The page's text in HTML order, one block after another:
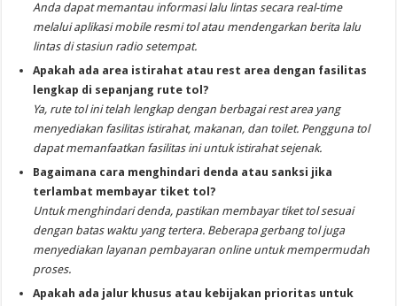
Anda dapat memantau informasi lalu lintas secara real-time
melalui aplikasi mobile resmi tol atau mendengarkan berita lalu
lintas di stasiun radio setempat.
Apakah ada area istirahat atau rest area dengan fasilitas
lengkap di sepanjang rute tol?
Ya, rute tol ini telah lengkap dengan berbagai rest area yang
menyediakan fasilitas istirahat, makanan, dan toilet. Pengguna tol
dapat memanfaatkan fasilitas ini untuk istirahat sejenak.
Bagaimana cara menghindari denda atau sanksi jika
terlambat membayar tiket tol?
Untuk menghindari denda, pastikan membayar tiket tol sesuai
dengan batas waktu yang tertera. Beberapa gerbang tol juga
menyediakan layanan pembayaran online untuk mempermudah
proses.
Apakah ada jalur khusus atau kebijakan prioritas untuk